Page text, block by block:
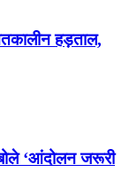
हड़ताल,
‘आंदोलन जरूरी